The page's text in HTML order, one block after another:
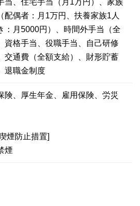
当、住宅手当（月1万円）、家族
配偶者：月1万円、扶養家族1人
：月5000円）、時間外手当（全
資格手当、役職手当、自己研修
交通費（全額支給）、財形貯蓄
退職金制度
険、厚生年金、雇用保険、労災
煙防止措置]
煙